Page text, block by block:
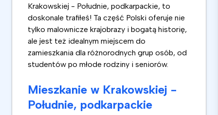
Krakowskiej - Południe, podkarpackie, to
doskonale trafiłeś! Ta część Polski oferuje nie
tylko malownicze krajobrazy i bogatą historię,
ale jest też idealnym miejscem do
zamieszkania dla różnorodnych grup osób, od
studentów po młode rodziny i seniorów.
Mieszkanie w Krakowskiej -
Południe, podkarpackie